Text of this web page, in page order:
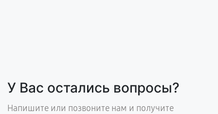
У Вас остались вопросы?
Напишите или позвоните нам и получите